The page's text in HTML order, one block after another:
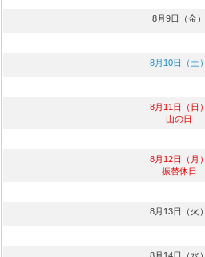
8月9日（金）
8月10日（土）
8月11日（日）
山の日
8月12日（月）
振替休日
8月13日（火）